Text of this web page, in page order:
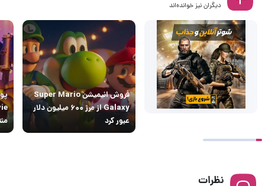
دیگران نیز خوانده‌اند
فروش انیمیشن Super Mario
Galaxy از مرز ۶۰۰ میلیون دلار
عبور کرد
نظرات